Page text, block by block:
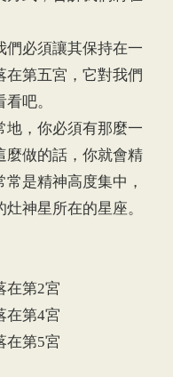
必須讓其保持在一
在第五宮，它對我們
吧。
，你必須有那麼一
麼做的話，你就會精
是精神高度集中，
神星所在的星座。
第2宮
第4宮
第5宮